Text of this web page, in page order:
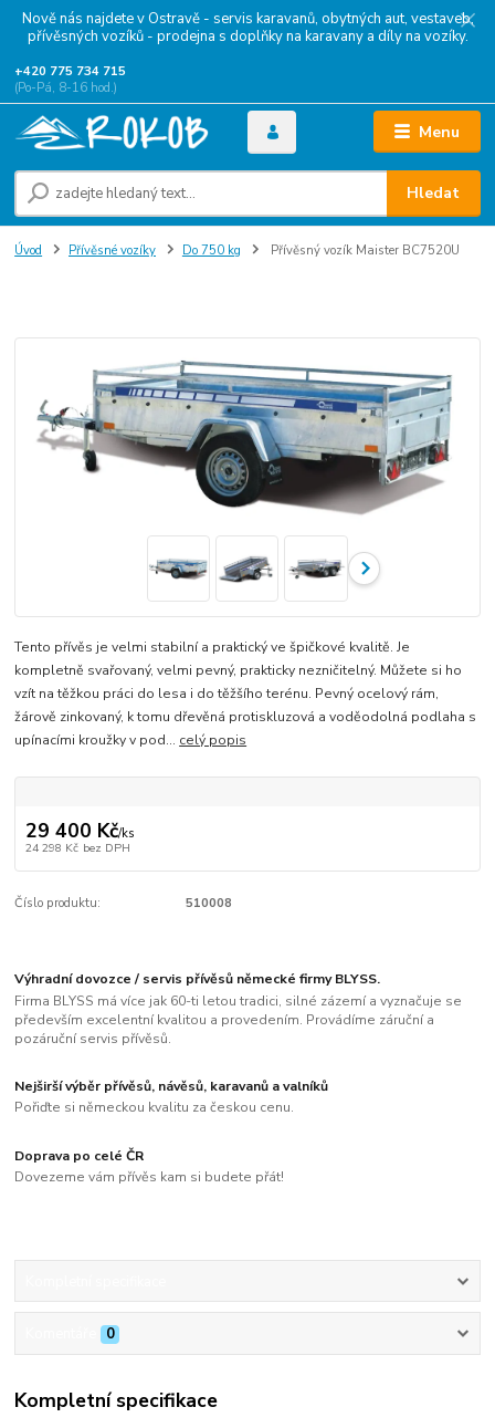
Nově nás najdete v Ostravě - servis karavanů, obytných aut, vestaveb,
přívěsných vozíků - prodejna s doplňky na karavany a díly na vozíky.
Menu
Hledat
+420 775 734 715
(Po-Pá, 8-16 hod.)
Úvod Přívěsné vozíky Do 750 kg Přívěsný vozík Maister BC7520U
Tento přívěs je velmi stabilní a praktický ve špičkové kvalitě. Je
kompletně svařovaný, velmi pevný, prakticky nezničitelný. Můžete si ho
vzít na těžkou práci do lesa i do těžšího terénu. Pevný ocelový rám,
žárově zinkovaný, k tomu dřevěná protiskluzová a voděodolná podlaha s
upínacími kroužky v pod... celý popis
29 400 Kč/ks
24 298 Kč bez DPH
Číslo produktu: 510008
Výhradní dovozce / servis přívěsů německé firmy BLYSS.
Firma BLYSS má více jak 60-ti letou tradici, silné zázemí a vyznačuje se
především excelentní kvalitou a provedením. Provádíme záruční a
pozáruční servis přívěsů.
Nejširší výběr přívěsů, návěsů, karavanů a valníků
Pořiďte si německou kvalitu za českou cenu.
Doprava po celé ČR
Dovezeme vám přívěs kam si budete přát!
0
Kompletní specifikace